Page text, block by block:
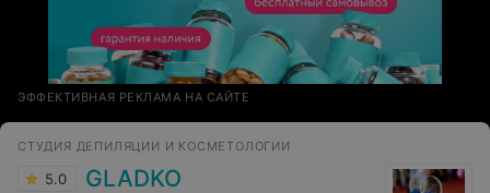
ЭФФЕКТИВНАЯ РЕКЛАМА НА САЙТЕ
СТУДИЯ ДЕПИЛЯЦИИ И КОСМЕТОЛОГИИ
5.0 GLADKO